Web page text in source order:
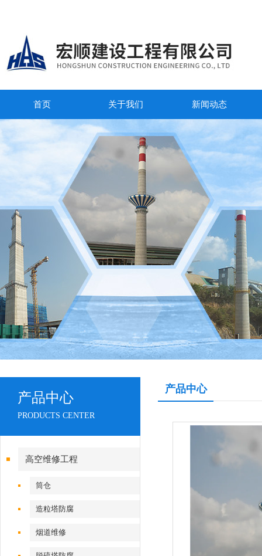
首页 关于我们 新闻动态
产品中心
PRODUCTS CENTER
高空维修工程
筒仓
造粒塔防腐
烟道维修
产品中心